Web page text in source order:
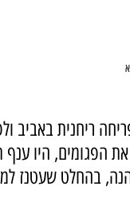
אפ, שגרם לפריחה ריחנית
את הפגומים, היו
בהחלט שעטנז